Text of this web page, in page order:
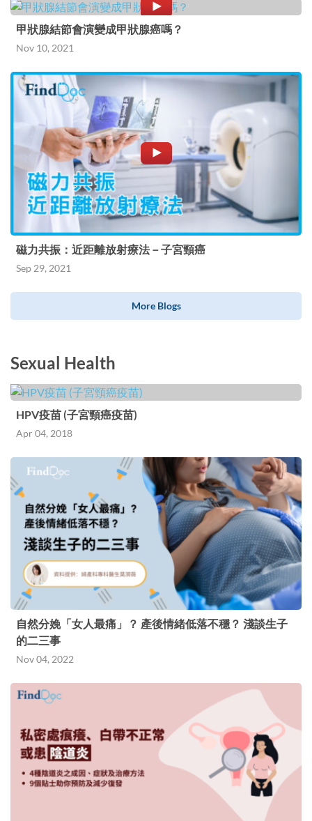
甲狀腺結節會演變成甲狀腺癌嗎？
Nov 10, 2021
磁力共振：近距離放射療法－子宮頸癌
Sep 29, 2021
More Blogs
Sexual Health
HPV疫苗 (子宮頸癌疫苗)
Apr 04, 2018
自然分娩「女人最痛」？ 產後情緒低落不穩？ 淺談生子
的二三事
Nov 04, 2022